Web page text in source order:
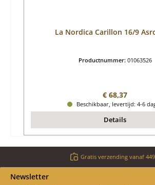
La Nordica Carillon 16/9
Productnummer: 01063526
Normale prijs:
€ 68,37
Beschikbaar, levertijd: 4-6
Details
Gratis verzending vanaf
Newsletter